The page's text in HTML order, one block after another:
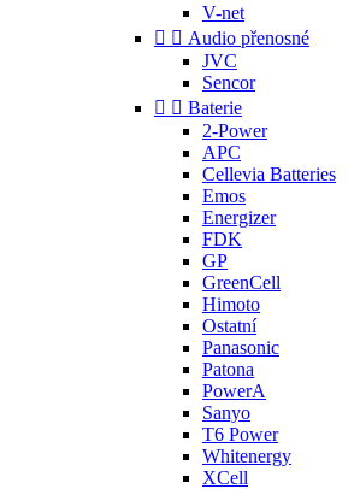
V-net
  Audio přenosné
JVC
Sencor
  Baterie
2-Power
APC
Cellevia Batteries
Emos
Energizer
FDK
GP
GreenCell
Himoto
Ostatní
Panasonic
Patona
PowerA
Sanyo
T6 Power
Whitenergy
XCell